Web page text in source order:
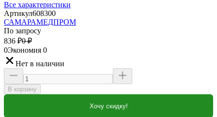
Все характеристики
Артикул608300
САМАРАМЕДПРОМ
По запросу
836 ₽0 ₽
0Экономия 0
Нет в наличии
В корзину
Хочу скидку!